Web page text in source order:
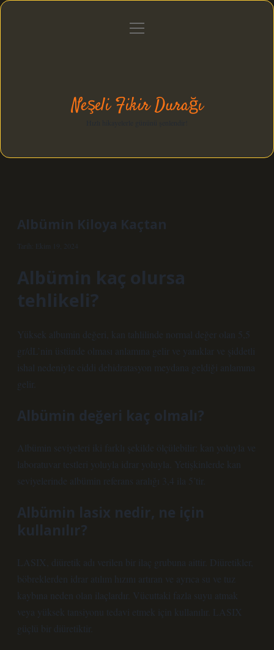
Gizlilik Politikası
menüyü
Neşeli Fikir Durağı
Albümin Kiloya Kaçtan
Tarih: Ekim 19, 2024
Albümin kaç olursa
tehlikeli?
Yüksek albumin değeri, kan tahlilinde normal değer olan 5,5
gr/dL’nin üstünde olması anlamına gelir ve yanıklar ve şiddetli
ishal nedeniyle ciddi dehidratasyon meydana geldiği anlamına
gelir.
Albümin değeri kaç olmalı?
Albümin seviyeleri iki farklı şekilde ölçülebilir: kan yoluyla ve
laboratuvar testleri yoluyla idrar yoluyla. Yetişkinlerde kan
seviyelerinde albümin referans aralığı 3,4 ila 5’tir.
Albümin lasix nedir, ne için
kullanılır?
LASIX, diüretik adı verilen bir ilaç grubuna aittir. Diüretikler,
böbreklerden idrar atılım hızını artıran ve ayrıca su ve tuz
kaybına neden olan ilaçlardır. Vücuttaki fazla suyu atmak
veya yüksek tansiyonu tedavi etmek için kullanılır. LASIX
güçlü bir diüretiktir.